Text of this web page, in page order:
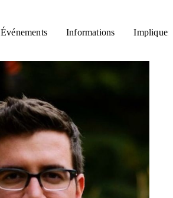
Événements Informations